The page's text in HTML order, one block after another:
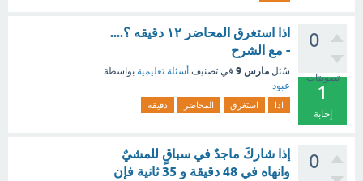
0
تصويتات
1
إجابة
اذا استغرق المحاضر ١٢ دقيقه ؟....
- مع الشرح
سُئل مارس 9 في تصنيف أسئلة تعليمية بواسطة
عبود
اذا استغرق المحاضر دقيقه
0
إذا شاركَ ماجدٌ في سباقٍ للمشيٌ
وانهاه في 48 دقيقة و 35 ثانية فإن